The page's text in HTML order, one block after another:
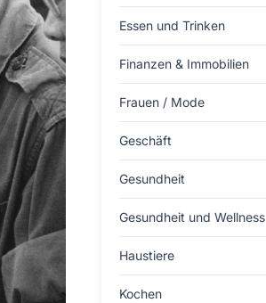
Essen und Trinken
Finanzen & Immobilien
Frauen / Mode
Geschäft
Gesundheit
Gesundheit und Wellness
Haustiere
Kochen